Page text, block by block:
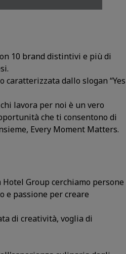
10 brand distintivi e più di
caratterizzata dallo slogan “Yes
lavora per noi è un vero
che ti consentono di
Every Moment Matters.
Group cerchiamo persone
e passione per creare
di creatività, voglia di